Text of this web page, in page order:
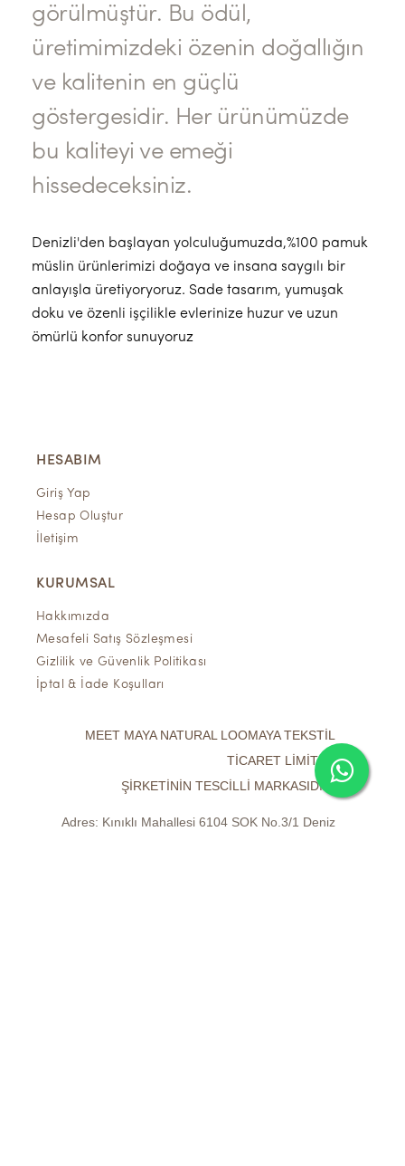
görülmüştür. Bu ödül,
üretimimizdeki özenin doğallığın
ve kalitenin en güçlü
göstergesidir. Her ürünümüzde
bu kaliteyi ve emeği
hissedeceksiniz.
Denizli'den başlayan yolculuğumuzda,%100 pamuk
müslin ürünlerimizi doğaya ve insana saygılı bir
anlayışla üretiyoryoruz. Sade tasarım, yumuşak
doku ve özenli işçilikle evlerinize huzur ve uzun
ömürlü konfor sunuyoruz
HESABIM
Giriş Yap
Hesap Oluştur
İletişim
KURUMSAL
Hakkımızda
Mesafeli Satış Sözleşmesi
Gizlilik ve Güvenlik Politikası
İptal & İade Koşulları
MEET MAYA NATURAL LOOMAYA TEKSTİL
TİCARET LİMİTED
ŞİRKETİNİN TESCİLLİ MARKASIDIR.
Adres: Kınıklı Mahallesi 6104 SOK No.3/1 Deniz